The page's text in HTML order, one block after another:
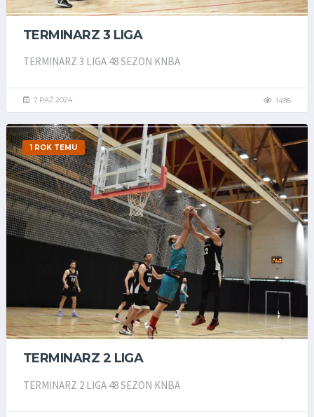
TERMINARZ 3 LIGA
TERMINARZ 3 LIGA 48 SEZON KNBA
7 PAŹ 2024 1498
1 ROK TEMU
TERMINARZ 2 LIGA
TERMINARZ 2 LIGA 48 SEZON KNBA